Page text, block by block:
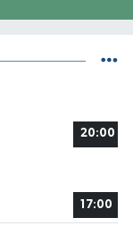
20:00
17:00